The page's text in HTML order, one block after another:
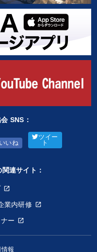
ラルアーツ
だけます。
SNS：
いいね
ツイー
ト
連サイト：
業内研修
ー
報